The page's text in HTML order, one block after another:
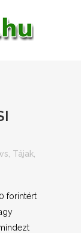
Tájak,
forintért